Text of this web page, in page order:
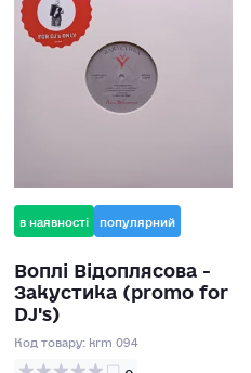
в наявності популярний
Воплі Відоплясова -
Закустика (promo for
DJ's)
Код товару: krm 094